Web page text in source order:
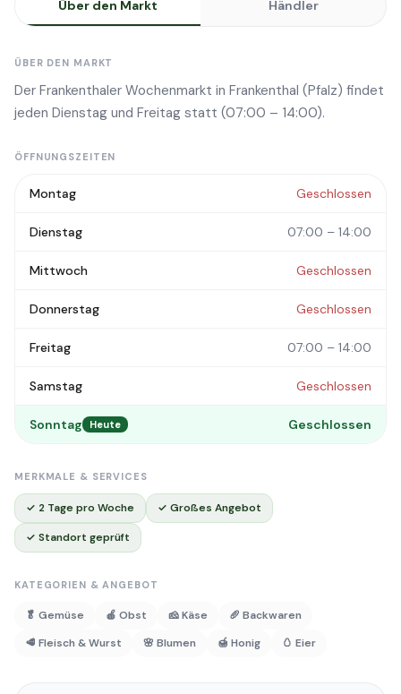
Über den Markt Händler
ÜBER DEN MARKT
Der Frankenthaler Wochenmarkt in Frankenthal (Pfalz) findet
jeden Dienstag und Freitag statt (07:00 – 14:00).
ÖFFNUNGSZEITEN
Montag Geschlossen
Dienstag 07:00 – 14:00
Mittwoch Geschlossen
Donnerstag Geschlossen
Freitag 07:00 – 14:00
Samstag Geschlossen
Sonntag Heute Geschlossen
MERKMALE & SERVICES
✓ 2 Tage pro Woche ✓ Großes Angebot
✓ Standort geprüft
KATEGORIEN & ANGEBOT
🥬 Gemüse 🍎 Obst 🧀 Käse
🥖 Backwaren
🥩 Fleisch & Wurst
🌸 Blumen 🍯 Honig 🥚 Eier